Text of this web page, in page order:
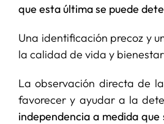
que esta última se puede
Una identificación precoz y
la calidad de vida y
La observación directa de
favorecer y ayudar a la
independencia a medida que